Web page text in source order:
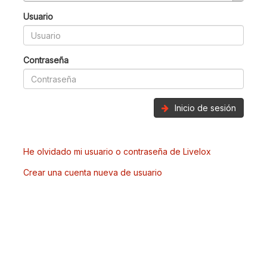
Usuario
Contraseña
Inicio de sesión
He olvidado mi usuario o contraseña de Livelox
Crear una cuenta nueva de usuario